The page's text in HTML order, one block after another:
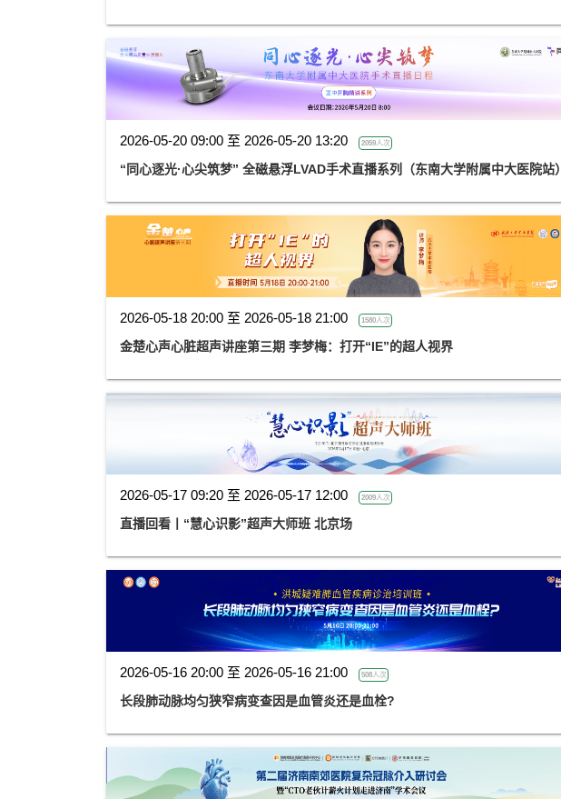
2026-05-20 09:00 至 2026-05-20 13:20 2059人次
“同心逐光·心尖筑梦” 全磁悬浮LVAD手术直播系列（东南大学附属中大医院站）
2026-05-18 20:00 至 2026-05-18 21:00 1580人次
金楚心声心脏超声讲座第三期 李梦梅：打开“IE”的超人视界
2026-05-17 09:20 至 2026-05-17 12:00 2009人次
直播回看丨“慧心识影”超声大师班 北京场
2026-05-16 20:00 至 2026-05-16 21:00 508人次
长段肺动脉均匀狭窄病变查因是血管炎还是血栓?